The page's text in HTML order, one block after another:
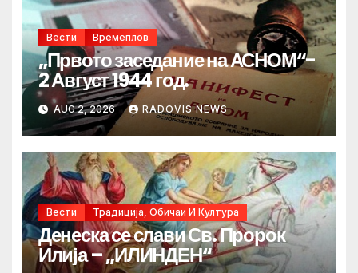
Вести Времеплов
„Првото заседание на АСНОМ“-
2 Август 1944 год.
AUG 2, 2026 RADOVIS NEWS
Вести Традиција, Обичаи И Култура
Денеска се слави Св. Пророк
Илија – „ИЛИНДЕН“